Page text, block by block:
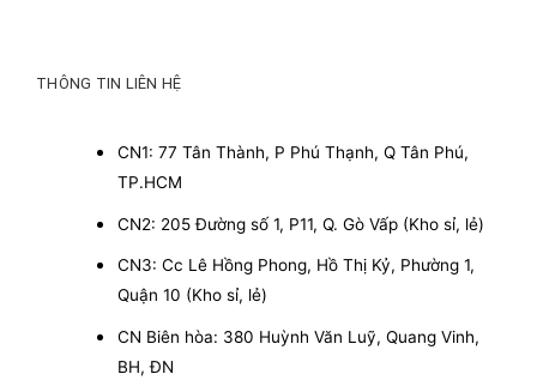
THÔNG TIN LIÊN HỆ
CN1: 77 Tân Thành, P Phú Thạnh, Q Tân Phú,
TP.HCM
CN2: 205 Đường số 1, P11, Q. Gò Vấp (Kho sỉ, lẻ)
CN3: Cc Lê Hồng Phong, Hồ Thị Kỷ, Phường 1,
Quận 10 (Kho sỉ, lẻ)
CN Biên hòa: 380 Huỳnh Văn Luỹ, Quang Vinh,
BH, ĐN